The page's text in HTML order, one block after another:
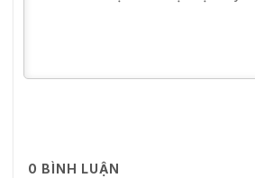
0 BÌNH LUẬN